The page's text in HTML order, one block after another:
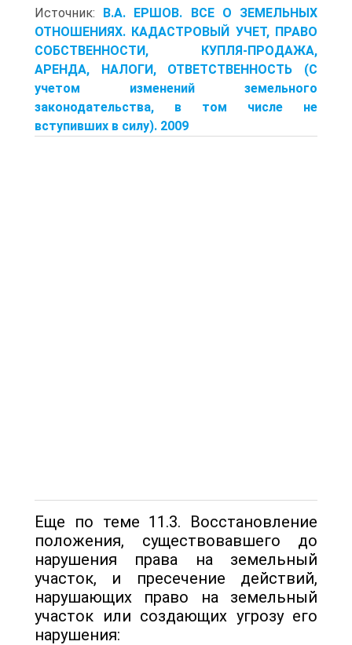
Источник: В.А. ЕРШОВ. ВСЕ О ЗЕМЕЛЬНЫХ
ОТНОШЕНИЯХ. КАДАСТРОВЫЙ УЧЕТ, ПРАВО
СОБСТВЕННОСТИ, КУПЛЯ-ПРОДАЖА,
АРЕНДА, НАЛОГИ, ОТВЕТСТВЕННОСТЬ (С
учетом изменений земельного
законодательства, в том числе не
вступивших в силу). 2009
Еще по теме 11.3. Восстановление
положения, существовавшего до
нарушения права на земельный
участок, и пресечение действий,
нарушающих право на земельный
участок или создающих угрозу его
нарушения: